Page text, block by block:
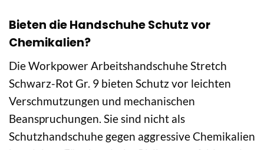
Bieten die Handschuhe Schutz vor
Chemikalien?
Die Workpower Arbeitshandschuhe Stretch
Schwarz-Rot Gr. 9 bieten Schutz vor leichten
Verschmutzungen und mechanischen
Beanspruchungen. Sie sind nicht als
Schutzhandschuhe gegen aggressive Chemikalien